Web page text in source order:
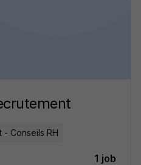
Conseils RH
1 job